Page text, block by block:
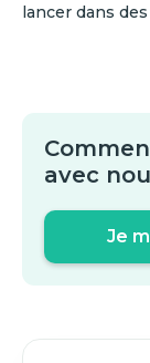
lancer dans des
avec
Je